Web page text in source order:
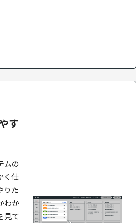
す
ムの
く仕
りた
わか
見て